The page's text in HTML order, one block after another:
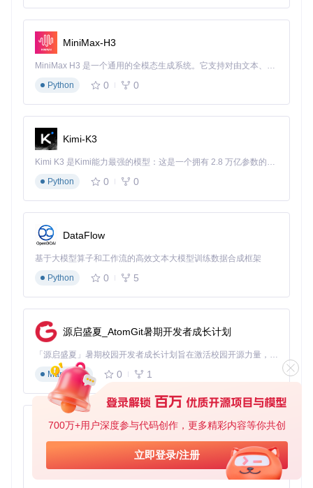
700万+用户深度参与代码创作，更多精彩内容等你共创
立即登录/注册
模块名称
页面交互
自动滚动加载、点击"查看
JavaScript DO
格式转换
模块
CSV到Excel格式转换
剪贴板处
数据暂存与传递 pyperclip库
2.3 与传统方案对比
特性 本工具 传统API方案
手动采集
技术门
低（无需编程知
识）
整性
采集速
度
中（模拟用户行
为）
高（直接接口
调用）
环境依
无（预置运行环
境）
反爬风
低（模拟正常用
高（易触发AP
低但效率
📌 要点总结：
采用JavaScript+Python混合架构，兼顾采集灵活性与数据
MiniMax-H3
MiniMax H3 是一个通用的全模态生成系统。它支持对由文本、图像、视频和音频组成的多模态上下文进行统一理解，并能生成分辨率高达 2K、时长可达 15 秒的带原生立体声音频的视频。得益于面向任务泛化的系统设计，H3 在预训练阶段就已具备广泛的多模态上下文理解与生成能力，能够出色地执行复杂的多模态指令。
Python
0 0
Kimi-K3
Kimi K3 是Kimi能力最强的模型：这是一个拥有 2.8 万亿参数的混合专家（MoE）模型，具备原生视觉理解能力，并支持 100 万 token 的上下文窗口。
Python
0 0
DataFlow
基于大模型算子和工作流的高效文本大模型训练数据合成框架
Python
0 5
源启盛夏_AtomGit暑期开发者成长计划
「源启盛夏」暑期校园开发者成长计划旨在激活校园开源力量，通过积分激励、认证扶持、资源倾斜等形式，引导高校组织和开发者完成「入驻 — 建项目 — 做贡献 — 获认证 — 得资源」的完整闭环。无论你是想带领社团入驻平台的组织者，还是希望用代码贡献证明自己的开发者，都能在这里找到属于你的成长路径。
Markdown
0 1
py-xiaozhi
基于Python的Xiaozhi AI，适用于想要完整Xiaozhi体验而无需拥有专用硬件的用户。
Python
0 1